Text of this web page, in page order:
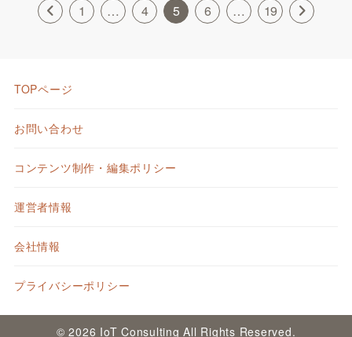
1 … 4 5 6 … 19
TOPページ
お問い合わせ
コンテンツ制作・編集ポリシー
運営者情報
会社情報
プライバシーポリシー
© 2026 IoT Consulting All Rights Reserved.